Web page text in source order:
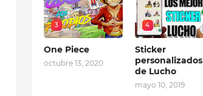
3
One Piece
octubre 13, 2020
4
Sticker
personalizados
de Lucho
mayo 10, 2019